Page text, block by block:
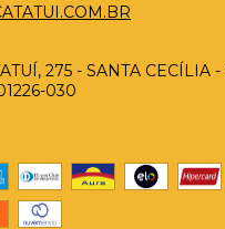
275 - SANTA CECÍLIA -
030